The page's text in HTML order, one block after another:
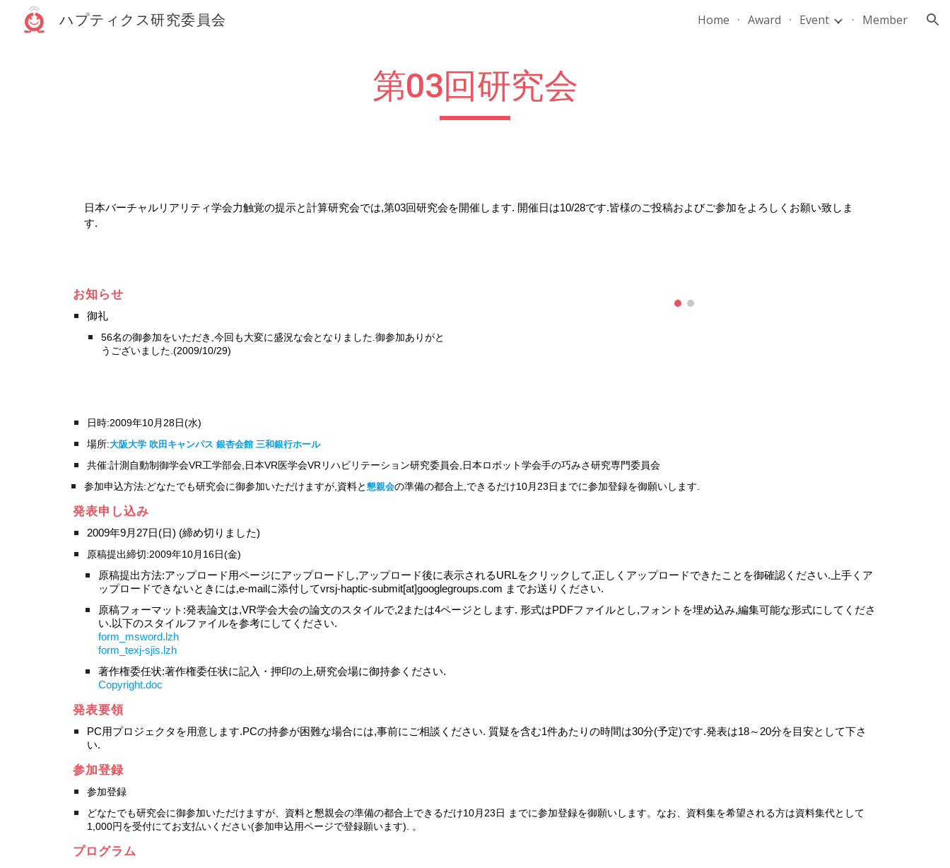
ハプティクス研究委員会 Home Award Event Member
第03回研究会
日本バーチャルリアリティ学会力触覚の提示と計算研究会では,第03回研究会を開催します. 開催日は10/28です.皆様のご投稿およびご参加をよろしくお願い致しま
す.
お知らせ
御礼
56名の御参加をいただき,今回も大変に盛況な会となりました.御参加ありがと
うございました.(2009/10/29)
日時:2009年10月28日(水)
場所:大阪大学 吹田キャンパス 銀杏会館 三和銀行ホール
共催:計測自動制御学会VR工学部会,日本VR医学会VRリハビリテーション研究委員会,日本ロボット学会手の巧みさ研究専門委員会
参加申込方法:どなたでも研究会に御参加いただけますが,資料と 懇親会の準備の都合上,できるだけ10月23日までに参加登録を御願いします.
発表申し込み
2009年9月27日(日) (締め切りました)
原稿提出締切:2009年10月16日(金)
原稿提出方法:アップロード用ページにアップロードし,アップロード後に表示されるURLをクリックして,正しくアップロードできたことを御確認ください.上手くア
ップロードできないときには,e-mailに添付してvrsj-haptic-submit[at]googlegroups.com までお送りください.
原稿フォーマット:発表論文は,VR学会大会の論文のスタイルで,2または4ページとします. 形式はPDFファイルとし,フォントを埋め込み,編集可能な形式にしてくださ
い.以下のスタイルファイルを参考にしてください.
form_msword.lzh
form_texj-sjis.lzh
著作権委任状:著作権委任状に記入・押印の上,研究会場に御持参ください.
Copyright.doc
発表要領
PC用プロジェクタを用意します.PCの持参が困難な場合には,事前にご相談ください. 質疑を含む1件あたりの時間は30分(予定)です.発表は18～20分を目安として下さ
い.
参加登録
参加登録
どなたでも研究会に御参加いただけますが、資料と懇親会の準備の都合上できるだけ10月23日 までに参加登録を御願いします。なお、資料集を希望される方は資料集代として
1,000円を受付にてお支払いください(参加申込用ページで登録願います). 。
プログラム